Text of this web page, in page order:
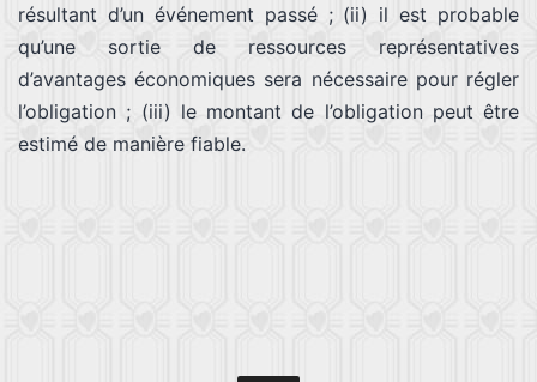
résultant d’un événement passé ; (ii) il est probable
qu’une sortie de ressources représentatives
d’avantages économiques sera nécessaire pour régler
l’obligation ; (iii) le montant de l’obligation peut être
estimé de manière fiable.